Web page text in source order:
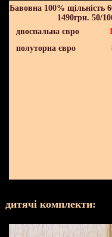
Бавовна 100% щільність
1490грн. 50/
двоспальна євро
полуторна євро
дитячі комплекти: